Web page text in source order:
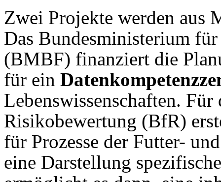
Zwei Projekte werden aus
Das Bundesministerium
(BMBF) finanziert die
für ein
Lebenswissenschaften.
Risikobewertung (BfR)
für Prozesse der Futter-
eine Darstellung